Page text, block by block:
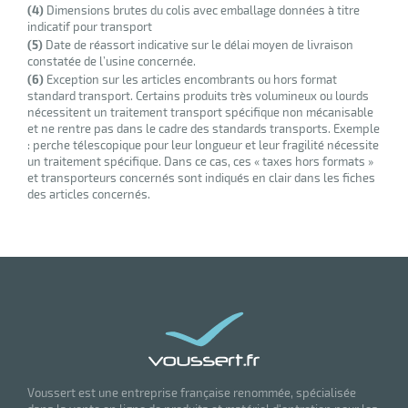
(4) Dimensions brutes du colis avec emballage données à titre
indicatif pour transport
(5) Date de réassort indicative sur le délai moyen de livraison
constatée de l’usine concernée.
(6) Exception sur les articles encombrants ou hors format
standard transport. Certains produits très volumineux ou lourds
nécessitent un traitement transport spécifique non mécanisable
et ne rentre pas dans le cadre des standards transports. Exemple
: perche télescopique pour leur longueur et leur fragilité nécessite
un traitement spécifique. Dans ce cas, ces « taxes hors formats »
et transporteurs concernés sont indiqués en clair dans les fiches
des articles concernés.
Voussert est une entreprise française renommée, spécialisée